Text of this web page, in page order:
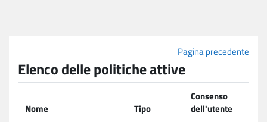
Pagina precedente
Elenco delle politiche attive
Nome Tipo
Consenso
dell'utente